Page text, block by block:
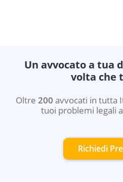
Un avvocato a tua
volta che
Oltre 200 avvocati in tutta
tuoi problemi legali
Richiedi